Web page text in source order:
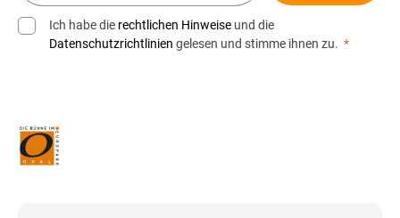
Ich habe die rechtlichen Hinweise und die
Datenschutzrichtlinien gelesen und stimme ihnen zu. *